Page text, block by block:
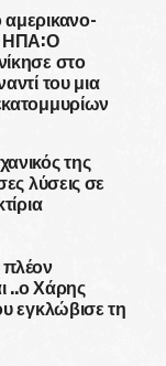
ΗΠΑ:Ο
στο
του μια
της
λύσεις σε
..ο Χάρης
εγκλώβισε τη